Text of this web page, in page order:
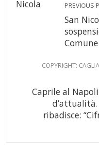
PREVIOUS
San
COPYRIGHT:
Caprile al
ribadisce: